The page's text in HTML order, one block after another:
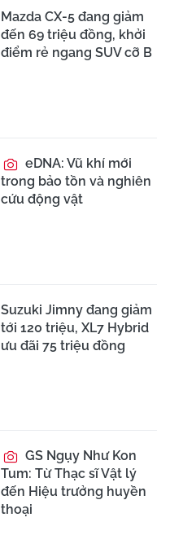
Mazda CX-5 đang giảm
đến 69 triệu đồng, khởi
điểm rẻ ngang SUV cỡ B
eDNA: Vũ khí mới
trong bảo tồn và nghiên
cứu động vật
Suzuki Jimny đang giảm
tới 120 triệu, XL7 Hybrid
ưu đãi 75 triệu đồng
GS Ngụy Như Kon
Tum: Từ Thạc sĩ Vật lý
đến Hiệu trưởng huyền
thoại